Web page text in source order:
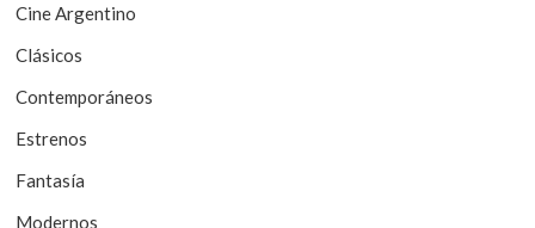
e
e
n
t
r
Cine Argentino
Clásicos
Contemporáneos
Estrenos
Fantasía
Modernos